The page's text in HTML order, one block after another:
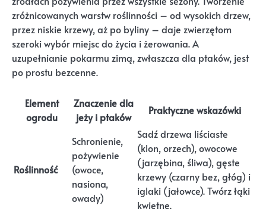
zróżnicowanych warstw roślinności – od wysokich drzew,
przez niskie krzewy, aż po byliny – daje zwierzętom
szeroki wybór miejsc do życia i żerowania. A
uzupełnianie pokarmu zimą, zwłaszcza dla ptaków, jest
po prostu bezcenne.
Element
ogrodu
Znaczenie dla
jeży i ptaków
Praktyczne wskazówki
Roślinność
Schronienie,
pożywienie
(owoce,
nasiona,
owady)
Sadź drzewa liściaste
(klon, orzech), owocowe
(jarzębina, śliwa), gęste
krzewy (czarny bez, głóg) i
iglaki (jałowce). Twórz łąki
kwietne.